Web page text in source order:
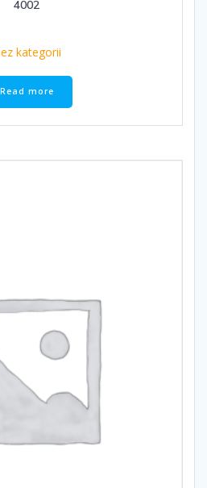
4002
kategorii
Read more